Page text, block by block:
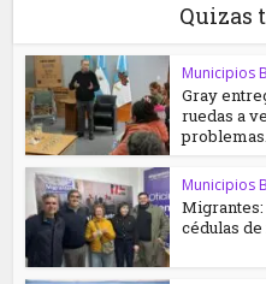
Quizas
Municipios
Gray
ruedas a
Municipios
cédulas de